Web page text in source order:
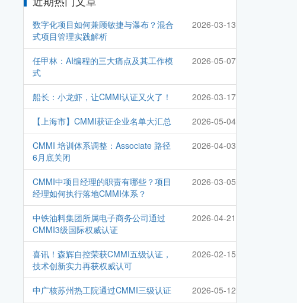
数字化项目如何兼顾敏捷与瀑布？混合
式项目管理实践解析
2026-03-13
任甲林：AI编程的三大痛点及其工作模
式
2026-05-07
船长：小龙虾，让CMMI认证又火了！ 2026-03-17
【上海市】CMMI获证企业名单大汇总 2026-05-04
CMMI 培训体系调整：Associate 路径
6月底关闭
2026-04-03
CMMI中项目经理的职责有哪些？项目
经理如何执行落地CMMI体系？
2026-03-05
中铁油料集团所属电子商务公司通过
CMMI3级国际权威认证
2026-04-21
喜讯！森辉自控荣获CMMI五级认证，
技术创新实力再获权威认可
2026-02-15
中广核苏州热工院通过CMMI三级认证 2026-05-12